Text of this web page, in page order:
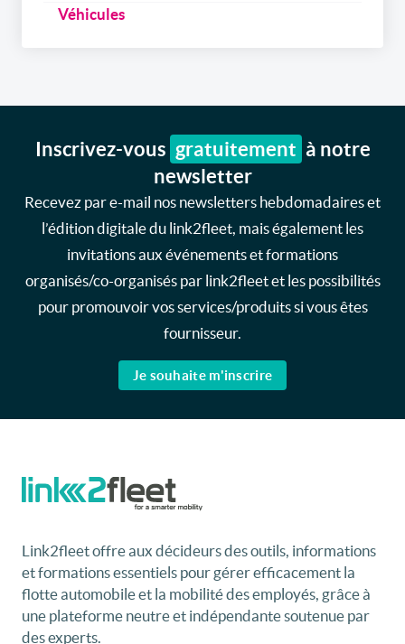
Véhicules
Inscrivez-vous gratuitement à notre
newsletter
Recevez par e-mail nos newsletters hebdomadaires et
l’édition digitale du link2fleet, mais également les
invitations aux événements et formations
organisés/co-organisés par link2fleet et les possibilités
pour promouvoir vos services/produits si vous êtes
fournisseur.
Je souhaite m'inscrire
Link2fleet offre aux décideurs des outils, informations
et formations essentiels pour gérer efficacement la
flotte automobile et la mobilité des employés, grâce à
une plateforme neutre et indépendante soutenue par
des experts.